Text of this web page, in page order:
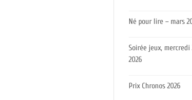
Né pour lire – mars
Soirée jeux,
2026
Prix Chronos 2026